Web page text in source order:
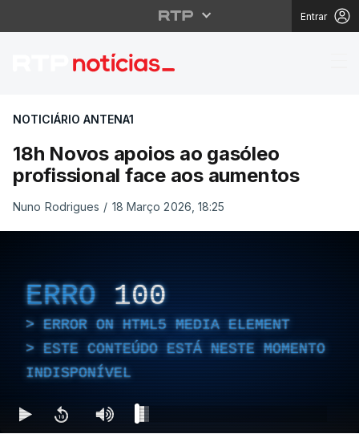
Entrar
18h Novos apoios ao
NOTICIÁRIO ANTENA1
18h Novos apoios ao gasóleo
profissional face aos aumentos
Nuno Rodrigues / 18 Março 2026, 18:25
ERRO 100
ERROR ON HTML5 MEDIA ELEMENT
ESTE CONTEÚDO ESTÁ NESTE MOMENTO
INDISPONÍVEL